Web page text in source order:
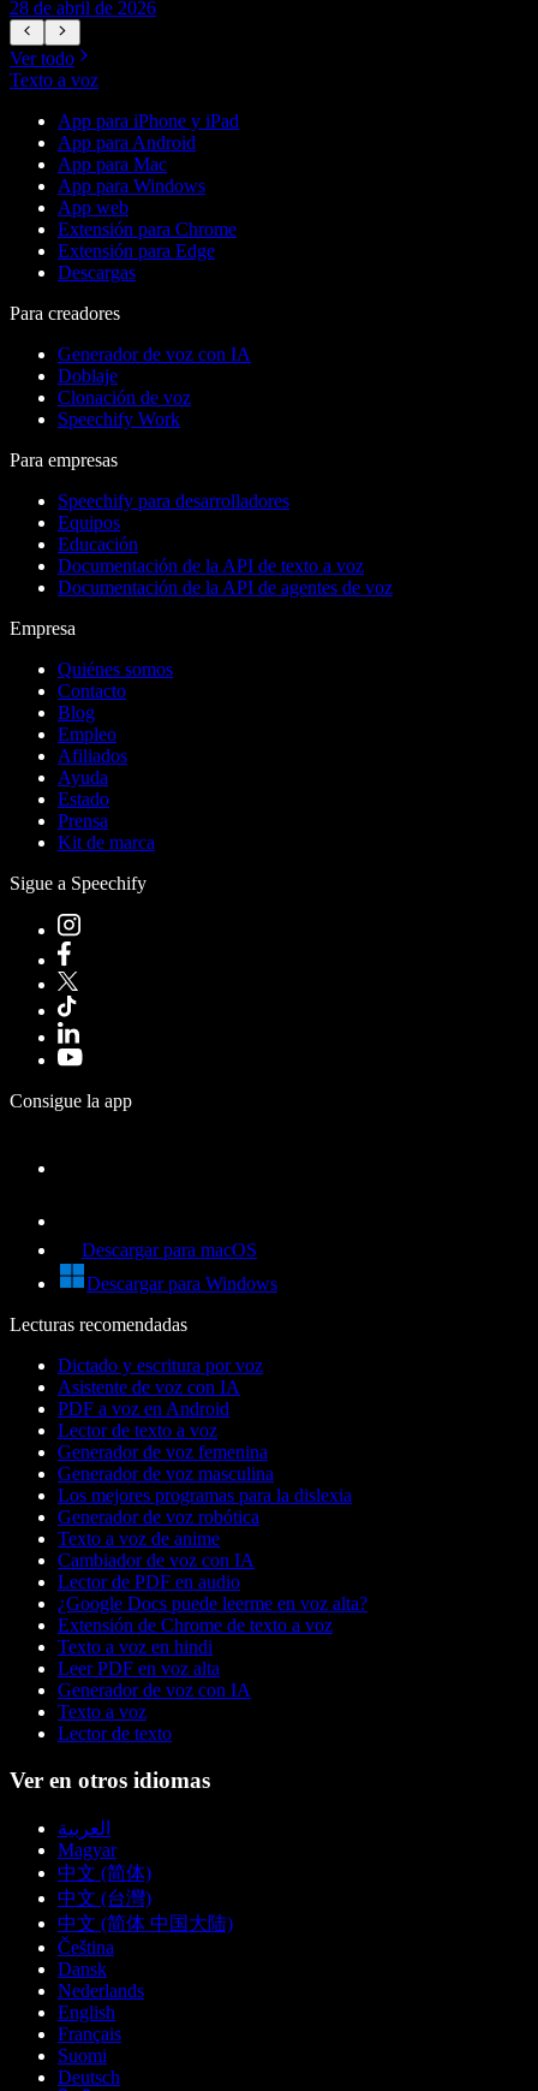
28 de abril de 2026
Ver todo
Texto a voz
App para iPhone y iPad
App para Android
App para Mac
App para Windows
App web
Extensión para Chrome
Extensión para Edge
Descargas
Para creadores
Generador de voz con IA
Doblaje
Clonación de voz
Speechify Work
Para empresas
Speechify para desarrolladores
Equipos
Educación
Documentación de la API de texto a voz
Documentación de la API de agentes de voz
Empresa
Quiénes somos
Contacto
Blog
Empleo
Afiliados
Ayuda
Estado
Prensa
Kit de marca
Sigue a Speechify
Consigue la app
Descargar para macOS
Descargar para Windows
Lecturas recomendadas
Dictado y escritura por voz
Asistente de voz con IA
PDF a voz en Android
Lector de texto a voz
Generador de voz femenina
Generador de voz masculina
Los mejores programas para la dislexia
Generador de voz robótica
Texto a voz de anime
Cambiador de voz con IA
Lector de PDF en audio
¿Google Docs puede leerme en voz alta?
Extensión de Chrome de texto a voz
Texto a voz en hindi
Leer PDF en voz alta
Generador de voz con IA
Texto a voz
Lector de texto
Ver en otros idiomas
العربية
Magyar
中文 (简体)
中文 (台灣)
中文 (简体 中国大陆)
Čeština
Dansk
Nederlands
English
Français
Suomi
Deutsch